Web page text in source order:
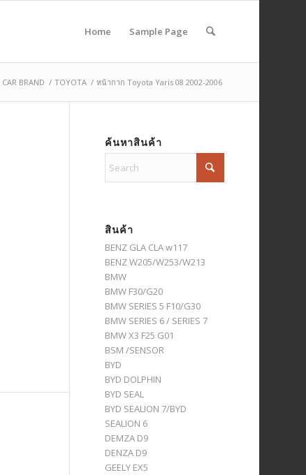
Home Sample Page
CAR BRAND / TOYOTA / หน้ากาก Toyota Yaris 08 2002-2006
ค้นหาสินค้า
สินค้า
BENZ GLA CLA w117
BENZ W205/W253/W213
BMW
BMW F30/G20
BMW SERIES 5 F10/G30
BMW SERIES 6 / SERIES 7
BMW X3 F25 G01
BSM /SENSOR
BYD
BYD DOLPHIN
BYD SEAL
BYD SEALION 7/BYD
SEALION 6
DEMZA D9
DENZA D9
GEELY EX5